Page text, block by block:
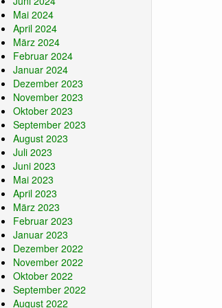
Mai 2024
April 2024
März 2024
Februar 2024
Januar 2024
Dezember 2023
November 2023
Oktober 2023
September 2023
August 2023
Juli 2023
Juni 2023
Mai 2023
April 2023
März 2023
Februar 2023
Januar 2023
Dezember 2022
November 2022
Oktober 2022
September 2022
August 2022